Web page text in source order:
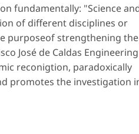
fundamentally: "Science
of different disciplines or
purposeof strengthening the
José de Caldas Engineering
reconigtion, paradoxically
promotes the investigation